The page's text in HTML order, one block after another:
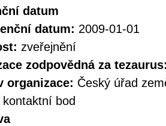
datum
datum: 2009-01-01
zveřejnění
zodpovědná za
organizace: Český úřad
kontaktní bod